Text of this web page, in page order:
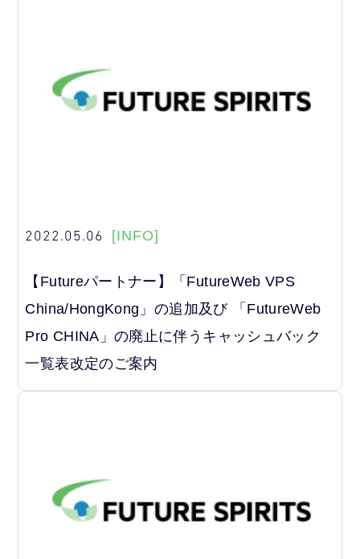
2022.05.06 [INFO]
【Futureパートナー】「FutureWeb VPS
China/HongKong」の追加及び 「FutureWeb
Pro CHINA」の廃止に伴うキャッシュバック
一覧表改定のご案内